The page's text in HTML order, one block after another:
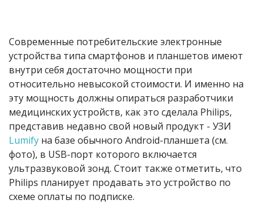
Современные потребительские электронные
устройства типа смартфонов и планшетов имеют
внутри себя достаточно мощности при
относительно невысокой стоимости. И именно на
эту мощность должны опираться разработчики
медицинских устройств, как это сделала Philips,
представив недавно свой новый продукт - УЗИ
Lumify на базе обычного Android-планшета (см.
фото), в USB-порт которого включается
ультразвуковой зонд. Стоит также отметить, что
Philips планирует продавать это устройство по
схеме оплаты по подписке.